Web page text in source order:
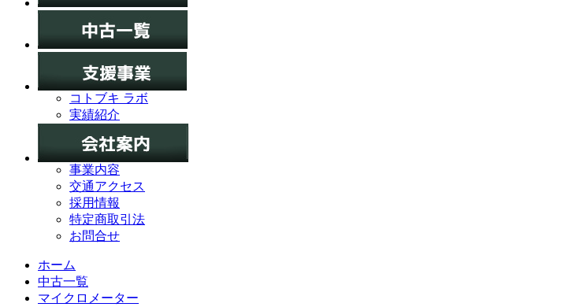
コトブキ ラボ
実績紹介
事業内容
交通アクセス
採用情報
特定商取引法
お問合せ
ホーム
中古一覧
マイクロメーター